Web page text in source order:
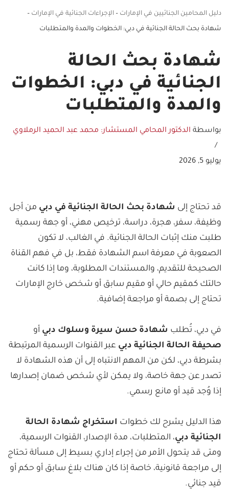
دليل المحامين الجنائيين في الإمارات – الإجراءات الجنائية في الإمارات –
شهادة بحث الحالة الجنائية في دبي: الخطوات والمدة والمتطلبات
شهادة بحث الحالة
الجنائية في دبي: الخطوات
والمدة والمتطلبات
بواسطة الدكتور المحامي المستشار: محمد عبد الحميد الرملاوي
يوليو 5, 2026
قد تحتاج إلى شهادة بحث الحالة الجنائية في دبي من أجل
وظيفة، سفر، هجرة، دراسة، ترخيص مهني، أو جهة رسمية
طلبت منك إثبات الحالة الجنائية. في الغالب، لا تكون
الصعوبة في معرفة اسم الشهادة فقط، بل في فهم القناة
الصحيحة للتقديم، والمستندات المطلوبة، وما إذا كانت
حالتك كمقيم حالي أو مقيم سابق أو شخص خارج الإمارات
تحتاج إلى بصمة أو مراجعة إضافية.
في دبي، تُطلب شهادة حسن سيرة وسلوك دبي أو
صحيفة الحالة الجنائية دبي عبر القنوات الرسمية المرتبطة
بشرطة دبي، لكن من المهم الانتباه إلى أن هذه الشهادة لا
تصدر عن جهة خاصة، ولا يمكن لأي شخص ضمان إصدارها
إذا وُجد قيد أو مانع رسمي.
هذا الدليل يشرح لك خطوات استخراج شهادة الحالة
الجنائية دبي، المتطلبات، مدة الإصدار، القنوات الرسمية،
ومتى قد يتحول الأمر من إجراء إداري بسيط إلى مسألة تحتاج
إلى مراجعة قانونية، خاصة إذا كان هناك بلاغ سابق أو حكم أو
قيد جنائي.